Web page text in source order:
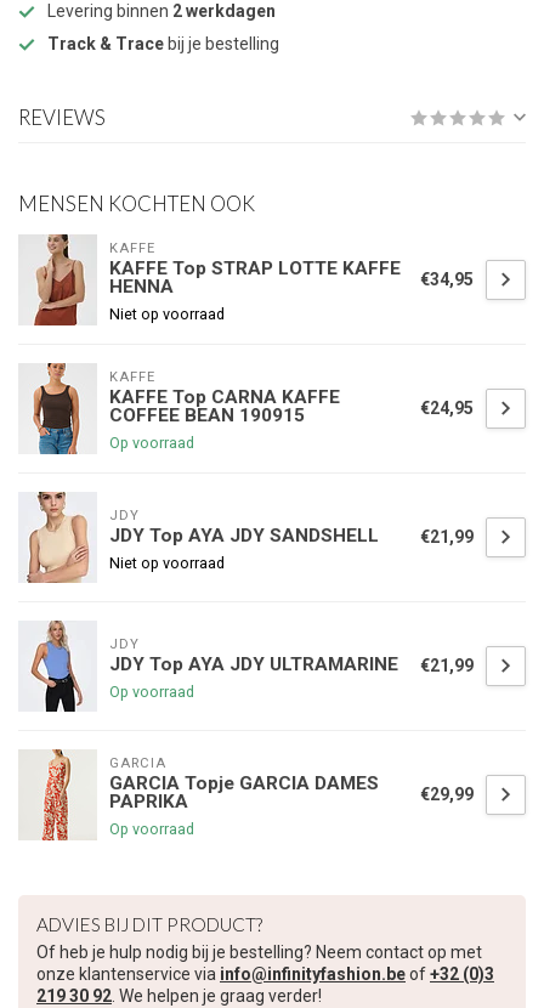
Levering binnen 2 werkdagen
Track & Trace bij je bestelling
REVIEWS
MENSEN KOCHTEN OOK
KAFFE
KAFFE Top STRAP LOTTE KAFFE
HENNA
Niet op voorraad
€34,95
KAFFE
KAFFE Top CARNA KAFFE
COFFEE BEAN 190915
Op voorraad
€24,95
JDY
JDY Top AYA JDY SANDSHELL
Niet op voorraad
€21,99
JDY
JDY Top AYA JDY ULTRAMARINE
Op voorraad
€21,99
GARCIA
GARCIA Topje GARCIA DAMES
PAPRIKA
Op voorraad
€29,99
ADVIES BIJ DIT PRODUCT?
Of heb je hulp nodig bij je bestelling? Neem contact op met
onze klantenservice via info@infinityfashion.beof+32 (0)3
219 30 92. We helpen je graag verder!
€5,00 korting op je volgende bestelling
over onze nieuwe collectie, en ontvang
volgende aankoop! 😀